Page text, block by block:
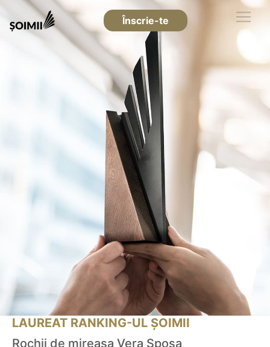
Înscrie-te
LAUREAT RANKING-UL ȘOIMII
Rochii de mireasa Vera Sposa